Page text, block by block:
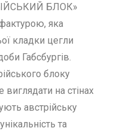
БЛОК»
яка
кладки цегли
Габсбургів.
блоку
на стінах
австрійську
та